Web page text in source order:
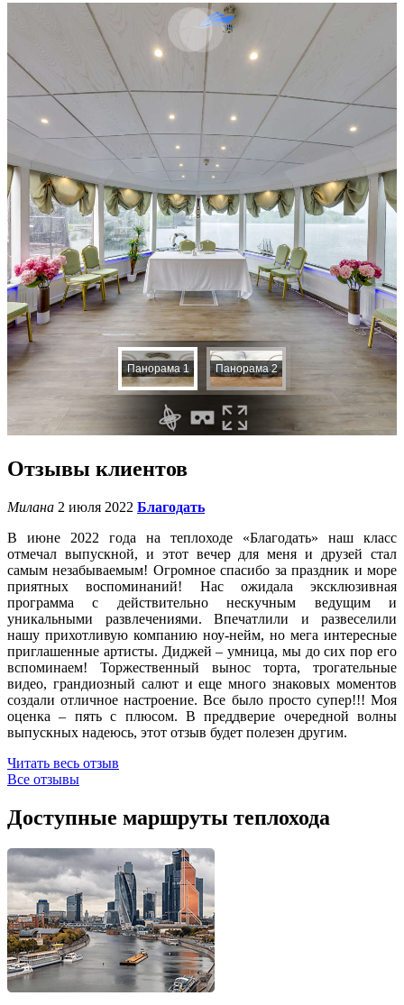
Отзывы клиентов
Милана 2 июля 2022 Благодать
В июне 2022 года на теплоходе «Благодать» наш класс
отмечал выпускной, и этот вечер для меня и друзей стал
самым незабываемым! Огромное спасибо за праздник и море
приятных воспоминаний! Нас ожидала эксклюзивная
программа с действительно нескучным ведущим и
уникальными развлечениями. Впечатлили и развеселили
нашу прихотливую компанию ноу-нейм, но мега интересные
приглашенные артисты. Диджей – умница, мы до сих пор его
вспоминаем! Торжественный вынос торта, трогательные
видео, грандиозный салют и еще много знаковых моментов
создали отличное настроение. Все было просто супер!!! Моя
оценка – пять с плюсом. В преддверие очередной волны
выпускных надеюсь, этот отзыв будет полезен другим.
Читать весь отзыв
Все отзывы
Доступные маршруты теплохода